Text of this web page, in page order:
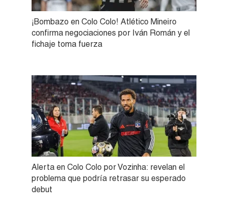
¡Bombazo en Colo Colo! Atlético Mineiro
confirma negociaciones por Iván Román y el
fichaje toma fuerza
Alerta en Colo Colo por Vozinha: revelan el
problema que podría retrasar su esperado
debut